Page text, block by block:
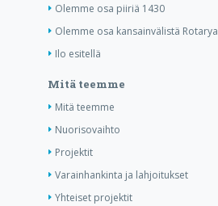
Olemme osa piiriä 1430
Olemme osa kansainvälistä Rotarya
Ilo esitellä
Mitä teemme
Mitä teemme
Nuorisovaihto
Projektit
Varainhankinta ja lahjoitukset
Yhteiset projektit